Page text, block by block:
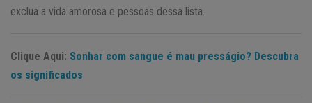
exclua a vida amorosa e pessoas dessa lista.
Clique Aqui: Sonhar com sangue é mau presságio? Descubra
os significados